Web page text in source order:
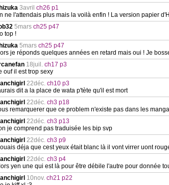
3avril ch26 p1
ne l'attendais plus mais la voilà enfin ! La version papier
5mars ch25 p47
top !
5mars ch25 p47
je réponds quelques années en retard mais oui ! Je
18juil. ch17 p3
ouf il est trop sexy
22déc. ch10 p3
dit a la place de wata p'tète qu'il est mort
22déc. ch3 p18
remarquerer que ce problem n'existe pas dans les manga
22déc. ch3 p13
je comprend pas traduisée les bip svp
22déc. ch3 p9
déja que cest yeux était blanc là il vont virrer uont
22déc. ch3 p4
yen une qui est là pour être débile l'autre pour donnée
10nov. ch21 p22